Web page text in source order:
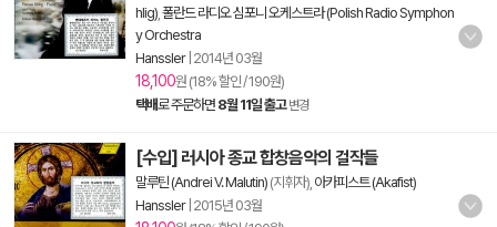
hlig) 폴란드 라디오 심포니 오케스트라 (Polish Radio Symphon
y Orchestra
Hanssler| 2014년 03월
18,100원 (18% 할인 / 190원)
택배로 주문하면 8월 11일 출고 변경
[수입] 러시아 종교 합창음악의 걸작들
말루틴 (Andrei V. Malutin) (지휘자), 아카피스트 (Akafist)
Hanssler| 2015년 03월